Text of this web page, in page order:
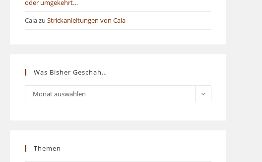
oder umgekehrt…
Caiazu Strickanleitungen von Caia
Was Bisher Geschah…
Was
bisher
Monat auswählen
Themen